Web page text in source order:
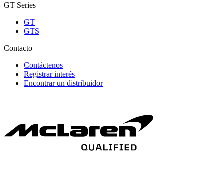
GT Series
GT
GTS
Contacto
Contáctenos
Registrar interés
Encontrar un distribuidor